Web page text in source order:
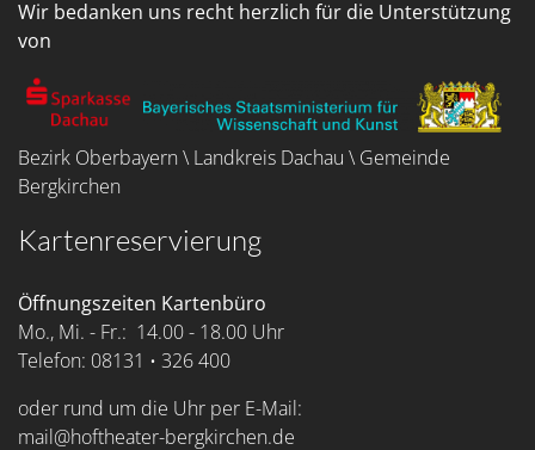
Wir bedanken uns recht herzlich für die Unterstützung
von
Bezirk Oberbayern \ Landkreis Dachau \ Gemeinde
Bergkirchen
Kartenreservierung
Öffnungszeiten Kartenbüro
Mo., Mi. - Fr.: 14.00 - 18.00 Uhr
Telefon: 08131 • 326 400
oder rund um die Uhr per E-Mail:
mail@hoftheater-bergkirchen.de